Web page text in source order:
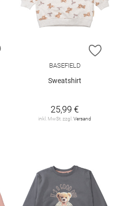
ZUR WUNSCHLISTE HINZUFÜGEN
ZUR
BASEFIELD
Sweatshirt
25,99 €
inkl. MwSt. zzgl.Versand